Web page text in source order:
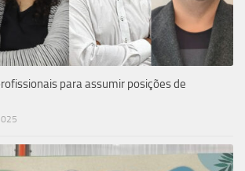
para assumir posições de